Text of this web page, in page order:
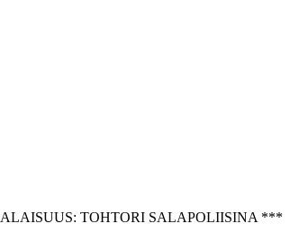
TOHTORI SALAPOLIISINA ***